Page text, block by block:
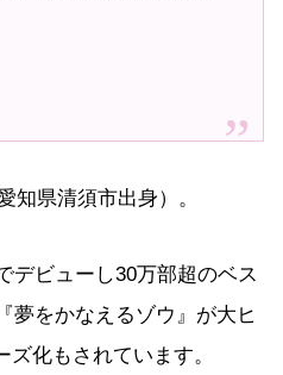
知県清須市出身）。
デビューし30万部超のベス
夢をかなえるゾウ』が大ヒ
化もされています。